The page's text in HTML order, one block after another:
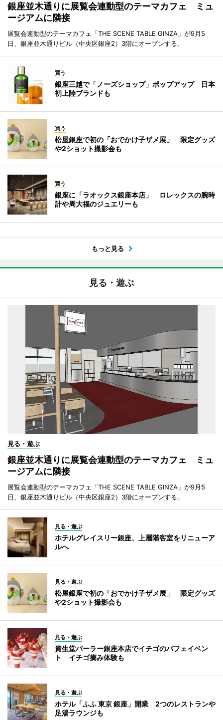
銀座並木通りに展覧会連動型のテーマカフェ ミュ
ージアムに隣接
展覧会連動型のテーマカフェ「THE SCENE TABLE GINZA」が9月5
日、銀座並木通りビル（中央区銀座2）3階にオープンする。
買う
銀座三越で「ノーズショップ」ポップアップ 日本
初上陸ブランドも
買う
松屋銀座で初の「おでかけ子ザメ展」 限定グッズ
や2ショット撮影会も
買う
銀座に「ラオックス銀座本店」 ロレックスの腕時
計や周大福のジュエリーも
もっと見る
見る・遊ぶ
見る・遊ぶ
銀座並木通りに展覧会連動型のテーマカフェ ミュ
ージアムに隣接
展覧会連動型のテーマカフェ「THE SCENE TABLE GINZA」が9月5
日、銀座並木通りビル（中央区銀座2）3階にオープンする。
見る・遊ぶ
ホテルグレイスリー銀座、上層階客室をリニューア
ルへ
見る・遊ぶ
松屋銀座で初の「おでかけ子ザメ展」 限定グッズ
や2ショット撮影会も
見る・遊ぶ
資生堂パーラー銀座本店でイチゴのパフェイベン
ト イチゴ摘み体験も
見る・遊ぶ
ホテル「ふふ 東京 銀座」開業 2つのレストランや
足湯ラウンジも